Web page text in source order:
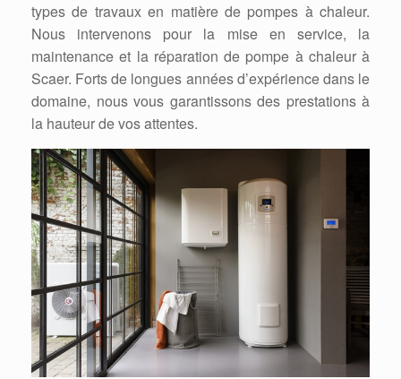
types de travaux en matière de pompes à chaleur.
Nous intervenons pour la mise en service, la
maintenance et la réparation de pompe à chaleur à
Scaer. Forts de longues années d’expérience dans le
domaine, nous vous garantissons des prestations à
la hauteur de vos attentes.